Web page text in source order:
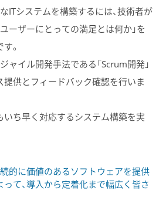
ITシステムを構築するには、技術者が
ーザーにとっての満足とは何か」を
。
ャイル開発手法である「Scrum開発」
提供とフィードバック確認を行いま
いち早く対応するシステム構築を実
的に価値のあるソフトウェアを提供
って、導入から定着化まで幅広く皆さ